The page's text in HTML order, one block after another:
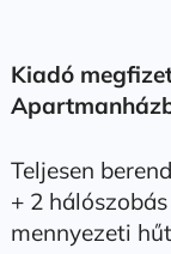
Kiadó
Teljesen
+ 2
mennyezeti